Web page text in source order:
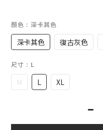
顏色 : 深卡其色
深卡其色 復古灰色
尺寸 : L
M L XL